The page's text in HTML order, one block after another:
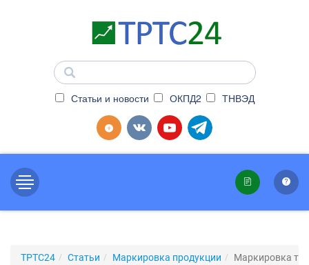
Статьи и новости ОКПД2 ТНВЭД
ТРТС24 Статьи Маркировка продукции Маркировка